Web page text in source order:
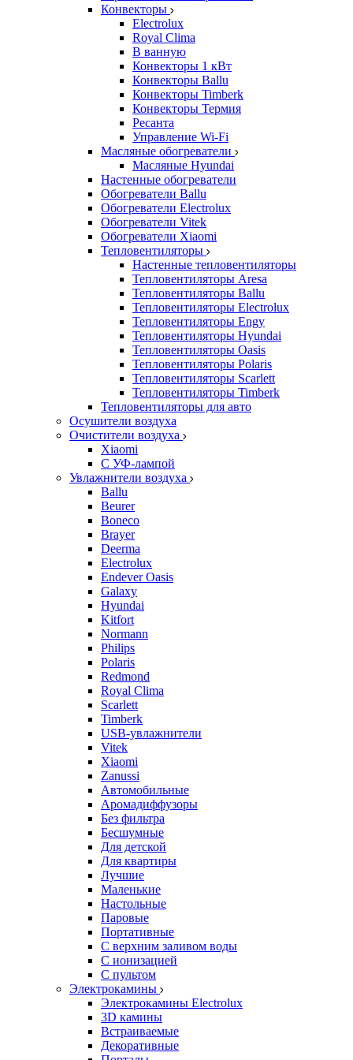
Конвекторы
Electrolux
Royal Clima
В ванную
Конвекторы 1 кВт
Конвекторы Ballu
Конвекторы Timberk
Конвекторы Термия
Ресанта
Управление Wi-Fi
Масляные обогреватели
Масляные Hyundai
Настенные обогреватели
Обогреватели Ballu
Обогреватели Electrolux
Обогреватели Vitek
Обогреватели Xiaomi
Тепловентиляторы
Настенные тепловентиляторы
Тепловентиляторы Aresa
Тепловентиляторы Ballu
Тепловентиляторы Electrolux
Тепловентиляторы Engy
Тепловентиляторы Hyundai
Тепловентиляторы Oasis
Тепловентиляторы Polaris
Тепловентиляторы Scarlett
Тепловентиляторы Timberk
Тепловентиляторы для авто
Осушители воздуха
Очистители воздуха
Xiaomi
С УФ-лампой
Увлажнители воздуха
Ballu
Beurer
Boneco
Brayer
Deerma
Electrolux
Endever Oasis
Galaxy
Hyundai
Kitfort
Normann
Philips
Polaris
Redmond
Royal Clima
Scarlett
Timberk
USB-увлажнители
Vitek
Xiaomi
Zanussi
Автомобильные
Аромадиффузоры
Без фильтра
Бесшумные
Для детской
Для квартиры
Лучшие
Маленькие
Настольные
Паровые
Портативные
С верхним заливом воды
С ионизацией
С пультом
Электрокамины
Электрокамины Electrolux
3D камины
Встраиваемые
Декоративные